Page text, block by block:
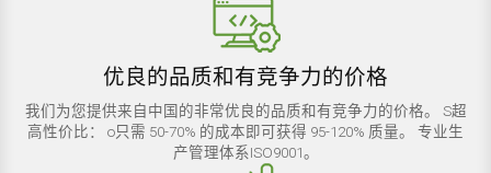
优良的品质和有竞争力的价格
我们为您提供来自中国的非常优良的品质和有竞争力的价格。 S超
高性价比： o只需 50-70% 的成本即可获得 95-120% 质量。 专业生
产管理体系ISO9001。